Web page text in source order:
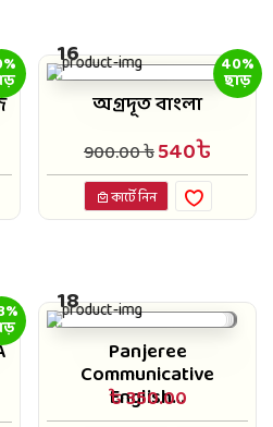
16 40%
ছাড়
অগ্রদূত বাংলা
900.00 ৳540৳
কার্টে নিন
18
Panjeree
Communicative
English...
৳ 350.00